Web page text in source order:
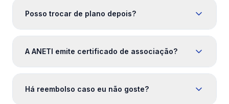
Posso trocar de plano depois?
A ANETI emite certificado de associação?
Há reembolso caso eu não goste?